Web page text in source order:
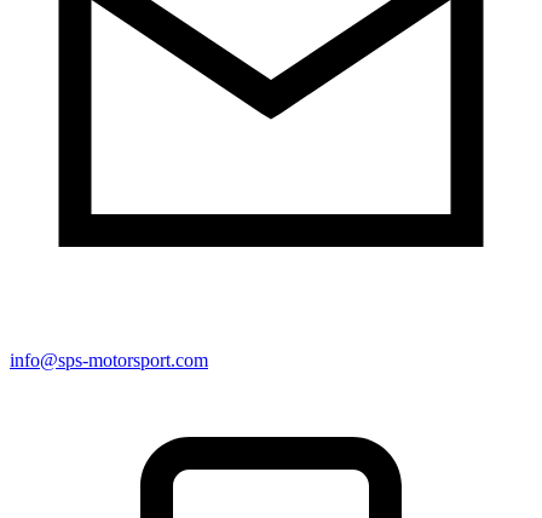
info@sps-motorsport.com